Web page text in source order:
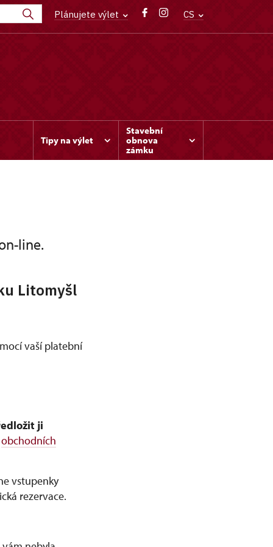
Plánujete výlet CS
Tipy na výlet
Stavební
obnova
zámku
line.
Litomyšl
vaší platební
ji
obchodních
vstupenky
rezervace.